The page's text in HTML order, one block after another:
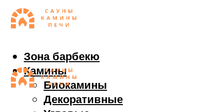
Зона барбекю
Камины
Биокамины
Декоративные